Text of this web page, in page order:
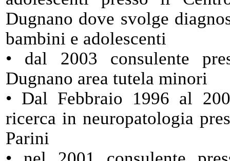
Dugnano dove svolge
bambini e adolescenti
• dal 2003 consulente
Dugnano area tutela minori
• Dal Febbraio 1996 al
ricerca in neuropatologia
Parini